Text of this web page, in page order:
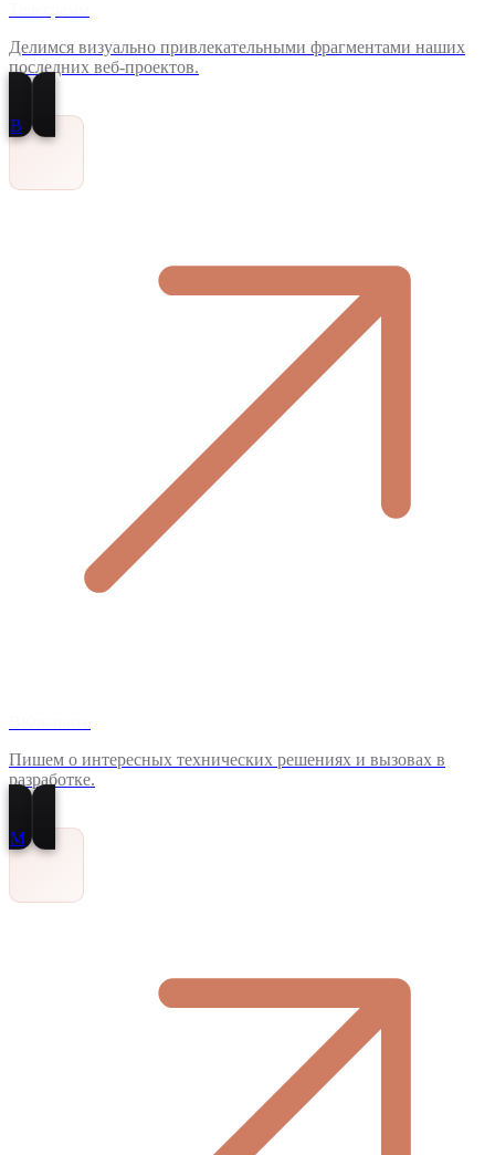
Делимся визуально привлекательными фрагментами наших
последних веб-проектов.
В
Пишем о интересных технических решениях и вызовах в
разработке.
M